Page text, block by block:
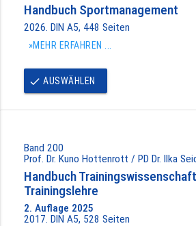
Handbuch Sportmanagement
2026. DIN A5, 448 Seiten
»MEHR ERFAHREN ...
done AUSWÄHLEN
Band 200
Prof. Dr. Kuno Hottenrott / PD Dr. Ilka
Handbuch
Trainingslehre
2. Auflage 2025
2017. DIN A5, 528 Seiten